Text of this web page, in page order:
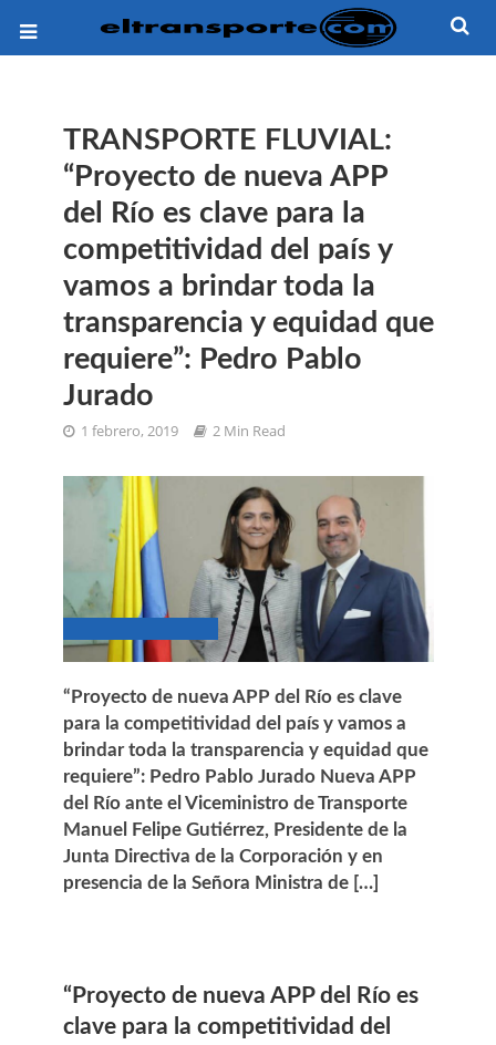
TRANSPORTE FLUVIAL:
“Proyecto de nueva APP
del Río es clave para la
competitividad del país y
vamos a brindar toda la
transparencia y equidad que
requiere”: Pedro Pablo
Jurado
1 febrero, 2019 2 Min Read
“Proyecto de nueva APP del Río es clave
para la competitividad del país y vamos a
brindar toda la transparencia y equidad que
requiere”: Pedro Pablo Jurado Nueva APP
del Río ante el Viceministro de Transporte
Manuel Felipe Gutiérrez, Presidente de la
Junta Directiva de la Corporación y en
presencia de la Señora Ministra de […]
“Proyecto de nueva APP del Río es
clave para la competitividad del